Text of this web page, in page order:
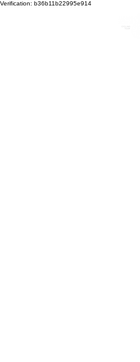
Verification: b36b11b22995e914